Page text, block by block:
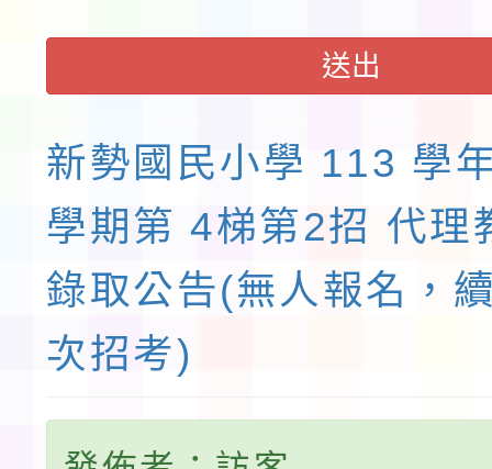
送出
新勢國民小學 113 學
學期第 4梯第2招 代理
錄取公告(無人報名，
次招考)